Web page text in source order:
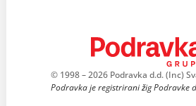
© 1998 – 2026 Podravka d.d. (Inc)
Podravka je registrirani žig Podravke